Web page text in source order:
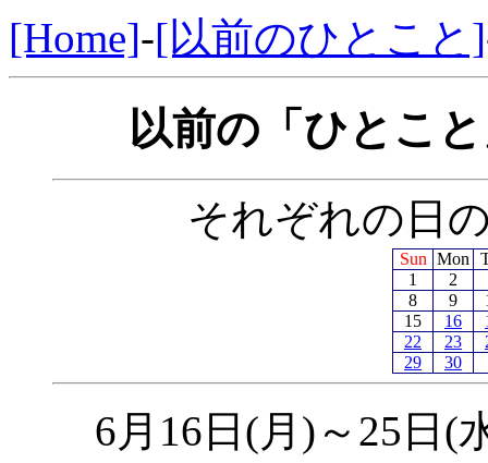
[Home]-[以前のひとこと]
以前の「ひとこ
それぞれの日
Sun Mon
1
2
8
9
15
16
22
23
29
30
6月16日(月)～25日(